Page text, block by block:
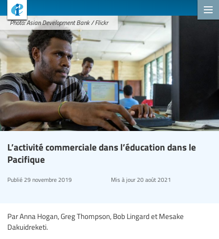
Photo: Asian Development Bank / Flickr
L’activité commerciale dans l’éducation dans le
Pacifique
Publié 29 novembre 2019 Mis à jour20 août 2021
Par Anna Hogan, Greg Thompson, Bob Lingard et Mesake
Dakuidreketi.